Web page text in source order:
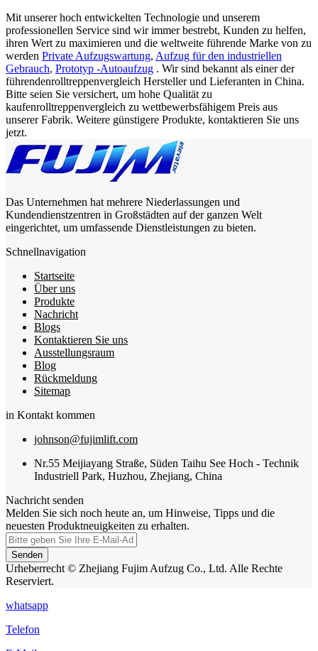
Mit unserer hoch entwickelten Technologie und unserem
professionellen Service sind wir immer bestrebt, Kunden zu helfen,
ihren Wert zu maximieren und die weltweite führende Marke von zu
werden Private Aufzugswartung, Aufzug für den industriellen
Gebrauch, Prototyp -Autoaufzug . Wir sind bekannt als einer der
führendenrolltreppenvergleich Hersteller und Lieferanten in China.
Bitte seien Sie versichert, um hohe Qualität zu
kaufenrolltreppenvergleich zu wettbewerbsfähigem Preis aus
unserer Fabrik. Weitere günstigere Produkte, kontaktieren Sie uns
jetzt.
Das Unternehmen hat mehrere Niederlassungen und
Kundendienstzentren in Großstädten auf der ganzen Welt
eingerichtet, um umfassende Dienstleistungen zu bieten.
Schnellnavigation
Startseite
Über uns
Produkte
Nachricht
Blogs
Kontaktieren Sie uns
Ausstellungsraum
Blog
Rückmeldung
Sitemap
in Kontakt kommen
johnson@fujimlift.com
Nr.55 Meijiayang Straße, Süden Taihu See Hoch - Technik
Industriell Park, Huzhou, Zhejiang, China
Nachricht senden
Melden Sie sich noch heute an, um Hinweise, Tipps und die
neuesten Produktneuigkeiten zu erhalten.
Senden
Urheberrecht © Zhejiang Fujim Aufzug Co., Ltd. Alle Rechte
Reserviert.
whatsapp
Telefon